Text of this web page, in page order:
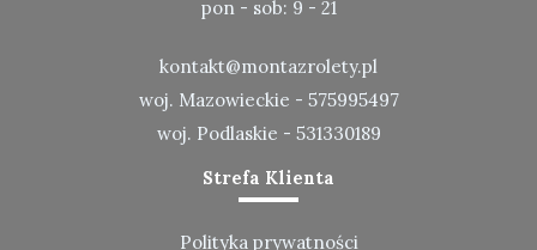
pon - sob: 9 - 21
kontakt@montazrolety.pl
woj. Mazowieckie - 575995497
woj. Podlaskie - 531330189
Strefa Klienta
Polityka prywatności